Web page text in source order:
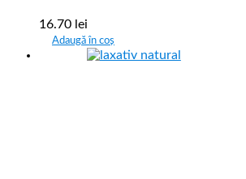
16.70 lei
Adaugă în coș